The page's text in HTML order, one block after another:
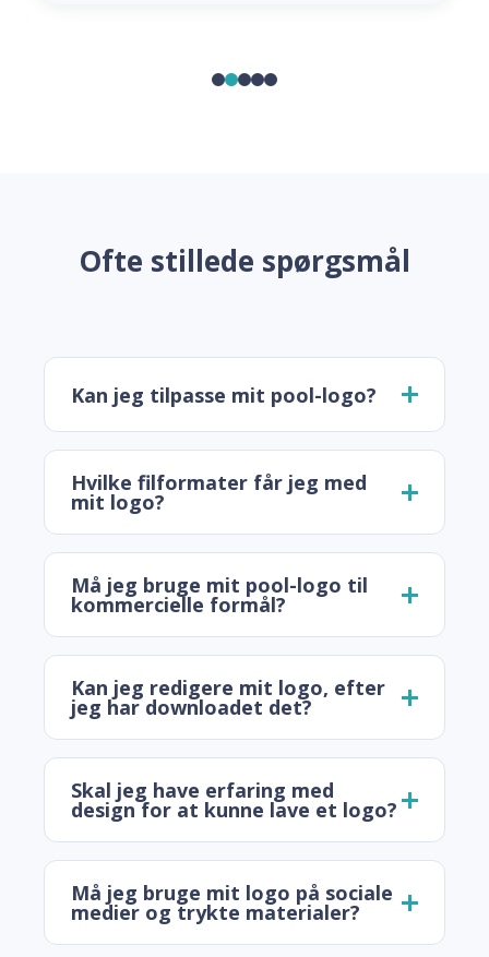
Ofte stillede spørgsmål
Kan jeg tilpasse mit pool-logo?
Hvilke filformater får jeg med
mit logo?
Må jeg bruge mit pool-logo til
kommercielle formål?
Kan jeg redigere mit logo, efter
jeg har downloadet det?
Skal jeg have erfaring med
design for at kunne lave et logo?
Må jeg bruge mit logo på sociale
medier og trykte materialer?